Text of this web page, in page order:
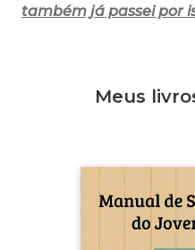
também já passei por
Meus